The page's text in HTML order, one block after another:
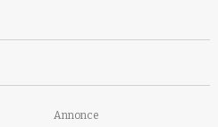
Annonce